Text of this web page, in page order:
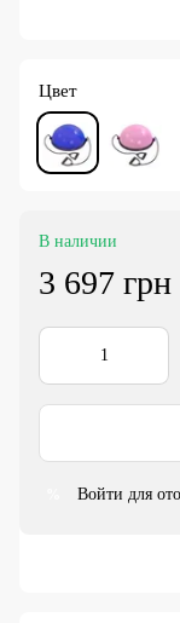
Цвет
В наличии
3 697 грн
Войти для